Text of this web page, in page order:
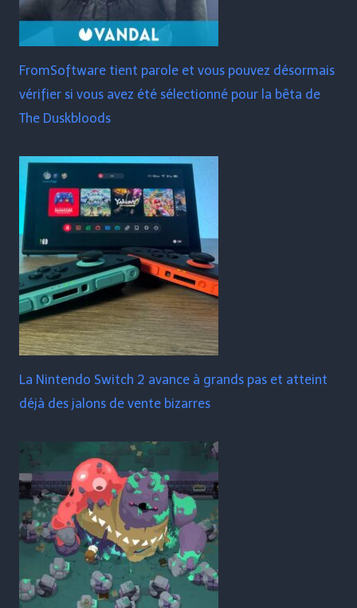
FromSoftware tient parole et vous pouvez désormais
vérifier si vous avez été sélectionné pour la bêta de
The Duskbloods
La Nintendo Switch 2 avance à grands pas et atteint
déjà des jalons de vente bizarres